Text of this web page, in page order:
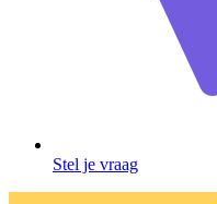
Stel je vraag